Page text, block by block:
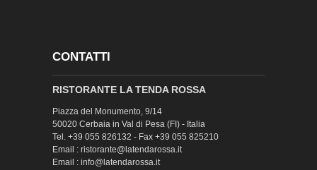
CONTATTI
RISTORANTE LA TENDA ROSSA
Piazza del Monumento, 9/14
50020 Cerbaia in Val di Pesa (FI) - Italia
Tel. +39 055 826132 - Fax +39 055 825210
Email : ristorante@latendarossa.it
Email : info@latendarossa.it